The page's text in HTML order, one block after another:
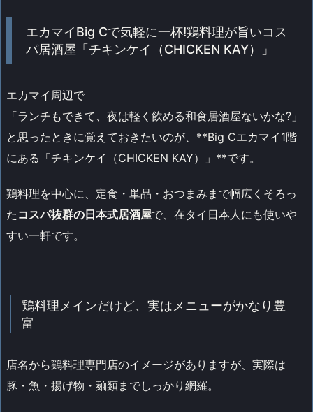
エカマイBig Cで気軽に一杯!鶏料理が旨いコス
パ居酒屋「チキンケイ（CHICKEN KAY）」
エカマイ周辺で
「ランチもできて、夜は軽く飲める和食居酒屋ないかな?」
と思ったときに覚えておきたいのが、**Big Cエカマイ1階
にある「チキンケイ（CHICKEN KAY）」**です。
鶏料理を中心に、定食・単品・おつまみまで幅広くそろっ
た コスパ抜群の日本式居酒屋で、在タイ日本人にも使いや
すい一軒です。
鶏料理メインだけど、実はメニューがかなり豊
富
店名から鶏料理専門店のイメージがありますが、実際は
豚・魚・揚げ物・麺類までしっかり網羅。